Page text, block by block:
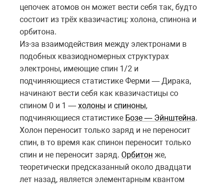
цепочек атомов он может вести себя так, будто
состоит из трёх квазичастиц: холона, спинона и
орбитона.
Из-за взаимодействия между электронами в
подобных квазиодномерных структурах
электроны, имеющие спин 1/2 и
подчиняющиеся статистике Ферми — Дирака,
начинают вести себя как квазичастицы со
спином 0 и 1 — холоны и спиноны,
подчиняющиеся статистике Бозе — Эйнштейна.
Холон переносит только заряд и не переносит
спин, в то время как спинон переносит только
спин и не переносит заряд. Орбитон же,
теоретически предсказанный около двадцати
лет назад, является элементарным квантом